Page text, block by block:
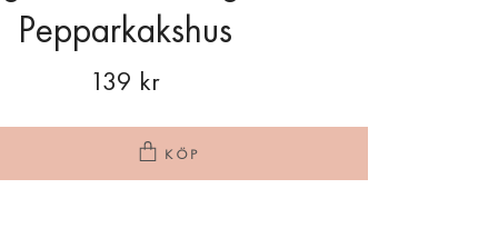
Pepparkakshus
139 kr
KÖP